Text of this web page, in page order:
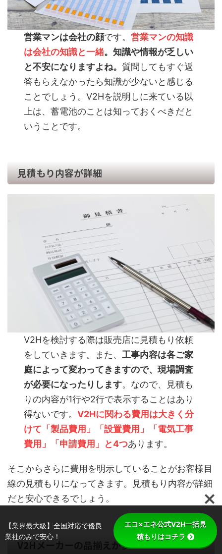
営業マンは会社の顔です。営業マンの知識
は会社の知識と一緒。知識や情報が乏しい
と不安になりますよね。 質問してもすぐ返
答もらえなかったら知識が少ないと感じる
ことでしょう。V2Hを説明しに来ている以
上は、蓄電池のことは知っておくべきだと
いうことです。
見積もり内容が詳細
V2Hを検討する際は販売店に見積もり依頼
をしていきます。また、工事内容は各ご家
庭によって変わってきますので、現場調査
が必要になったりします。なので、見積も
りの内容が1行や2行で表示することはあり
得ないです。V2Hに関わる費用は大きく分
けて「製品費用」「設置費用」「電気工事
費用」「申請費用」と4つあります。
そこからさらに費用を明示していることがお客様目
線の見積もりになってきます。見積もり内容が詳細
だと安心できるでしょう。
V2Hメーカーの品揃えが多い
【業界最大級】全国対応で優良
業社のみで安心！
エコ×エネ公式V2H一括見
積もりはコチラ